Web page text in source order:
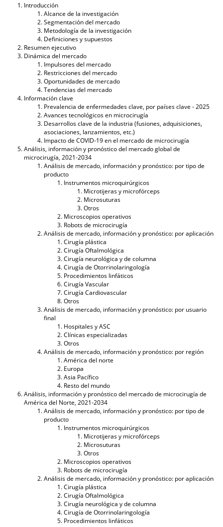
Introducción
Alcance de la investigación
Segmentación del mercado
Metodología de la investigación
Definiciones y supuestos
Resumen ejecutivo
Dinámica del mercado
Impulsores del mercado
Restricciones del mercado
Oportunidades de mercado
Tendencias del mercado
Información clave
Prevalencia de enfermedades clave, por países clave - 2025
Avances tecnológicos en microcirugía
Desarrollos clave de la industria (fusiones, adquisiciones,
asociaciones, lanzamientos, etc.)
Impacto de COVID-19 en el mercado de microcirugía
Análisis, información y pronóstico del mercado global de
microcirugía, 2021-2034
Análisis de mercado, información y pronóstico: por tipo de
producto
Instrumentos microquirúrgicos
Microtijeras y microfórceps
Microsuturas
Otros
Microscopios operativos
Robots de microcirugía
Análisis de mercado, información y pronóstico: por aplicación
Cirugía plástica
Cirugía Oftalmológica
Cirugía neurológica y de columna
Cirugía de Otorrinolaringología
Procedimientos linfáticos
Cirugía Vascular
Cirugía Cardiovascular
Otros
Análisis de mercado, información y pronóstico: por usuario
final
Hospitales y ASC
Clínicas especializadas
Otros
Análisis de mercado, información y pronóstico: por región
América del norte
Europa
Asia Pacífico
Resto del mundo
Análisis, información y pronóstico del mercado de microcirugía de
América del Norte, 2021-2034
Análisis de mercado, información y pronóstico: por tipo de
producto
Instrumentos microquirúrgicos
Microtijeras y microfórceps
Microsuturas
Otros
Microscopios operativos
Robots de microcirugía
Análisis de mercado, información y pronóstico: por aplicación
Cirugía plástica
Cirugía Oftalmológica
Cirugía neurológica y de columna
Cirugía de Otorrinolaringología
Procedimientos linfáticos